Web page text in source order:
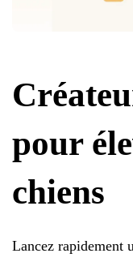
pour
chiens
Lancez rapidement